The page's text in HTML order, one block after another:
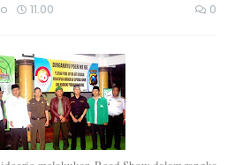
11.00 0